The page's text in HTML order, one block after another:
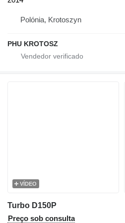
Polónia, Krotoszyn
PHU KROTOSZ
VÍDEO
Turbo D150P
Preço sob consulta